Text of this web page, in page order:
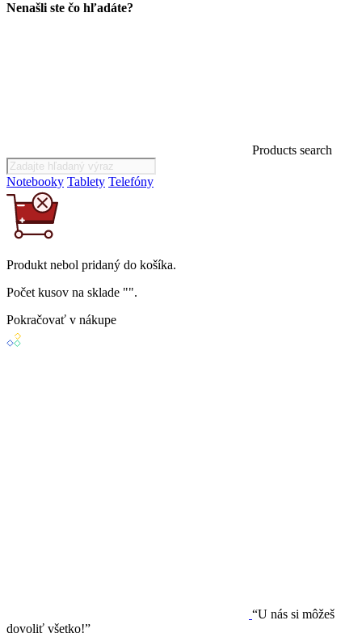
Nenašli ste čo hľadáte?
Products search
Notebooky Tablety Telefóny
Produkt nebol pridaný do košíka.
Počet kusov na sklade "".
Pokračovať v nákupe
“U nás si môžeš
dovoliť všetko!”